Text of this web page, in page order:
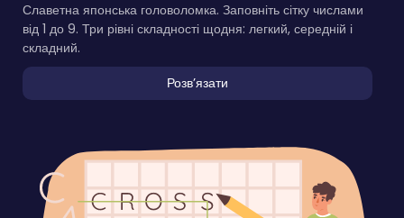
Славетна японська головоломка. Заповніть сітку числами
від 1 до 9. Три рівні складності щодня: легкий, середній і
складний.
Розвʼязати